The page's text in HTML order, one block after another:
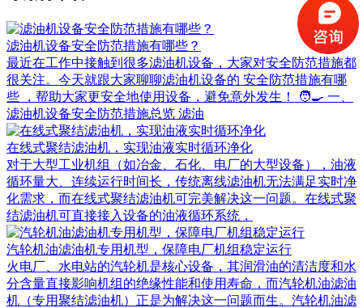
滤油机设备安全防范措施有哪些？
最近在工作中接触到很多滤油机设备，大家对安全防范措施都
很关注。今天就跟大家聊聊滤油机设备的 安全防范措施有哪
些 ，帮助大家更安全地使用设备，避免意外发生！ 🧑‍🍳 一、
滤油机设备安全防范措施总览 滤油
在线式聚结滤油机，实现油液实时循环净化
对于大型工业机组（如冶金、石化、电厂的大型设备），油液
循环量大、连续运行时间长，传统离线滤油机无法满足实时净
化需求，而在线式聚结滤油机可完美解决这一问题。在线式聚
结滤油机可直接接入设备的油液循环系统，
汽轮机油滤油机专用机型，保障电厂机组稳定运行
火电厂、水电站的汽轮机是核心设备，其润滑油的清洁度和水
分含量直接影响机组的绝缘性能和使用寿命，而汽轮机油滤油
机（专用聚结滤油机）正是为解决这一问题而生。汽轮机油滤